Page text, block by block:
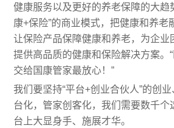
健康服务以及更好的养老保障的大趋
康+保险”的商业模式，把健康和养老
让保险产品保障健康和养老，为企业
提供高品质的健康和保险解决方案。“
交给国康管家最放心！”
我们要坚持“平台+创业合伙人”的创
台化，管家创客化，我们需要数千个
台上大显身手、施展才华。